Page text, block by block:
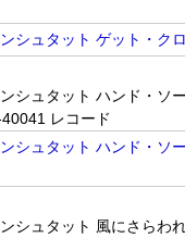
シュタット ハンド・ソ
レコード
シュタット 風にさらわ